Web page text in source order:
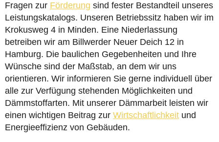
Fragen zur Förderung sind fester Bestandteil unseres
Leistungskatalogs. Unseren Betriebssitz haben wir im
Krokusweg 4 in Minden. Eine Niederlassung
betreiben wir am Billwerder Neuer Deich 12 in
Hamburg. Die baulichen Gegebenheiten und Ihre
Wünsche sind der Maßstab, an dem wir uns
orientieren. Wir informieren Sie gerne individuell über
alle zur Verfügung stehenden Möglichkeiten und
Dämmstoffarten. Mit unserer Dämmarbeit leisten wir
einen wichtigen Beitrag zur Wirtschaftlichkeit und
Energieeffizienz von Gebäuden.